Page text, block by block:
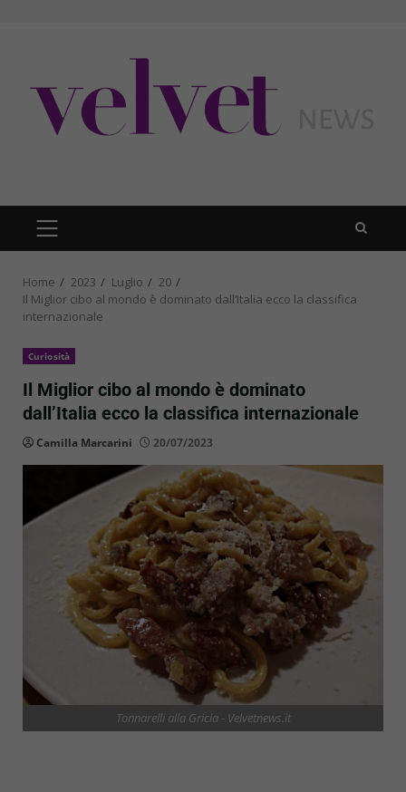
PRIMARY
MENU
Home 2023 Luglio
20
Il Miglior cibo al mondo è dominato dall’Italia ecco la classifica
internazionale
Curiosità
Il Miglior cibo al mondo è dominato
dall’Italia ecco la classifica internazionale
Camilla Marcarini 20/07/2023
Tonnarelli alla Gricia - Velvetnews.it